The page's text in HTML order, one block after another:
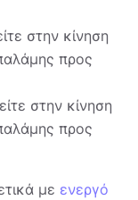
στην κίνηση
προς
στην κίνηση
προς
με ενεργό